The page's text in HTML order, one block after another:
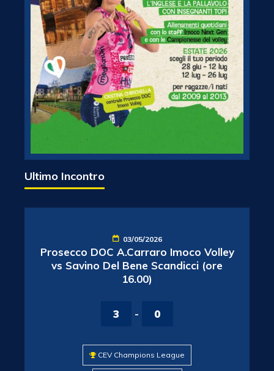
Ultimo Incontro
03/05/2026
Prosecco DOC A.Carraro Imoco Volley
vs Savino Del Bene Scandicci (ore
16.00)
3 - 0
CEV Champions League